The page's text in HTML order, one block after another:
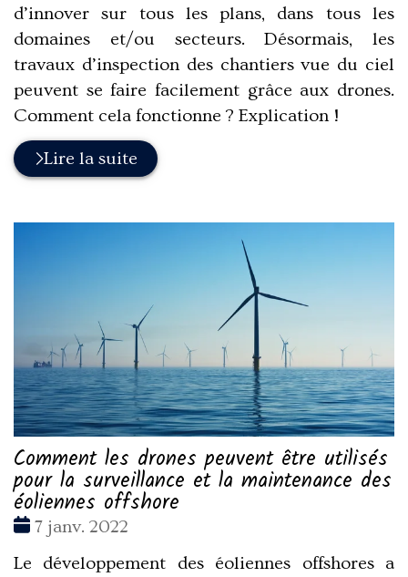
d’innover sur tous les plans, dans tous les
domaines et/ou secteurs. Désormais, les
travaux d’inspection des chantiers vue du ciel
peuvent se faire facilement grâce aux drones.
Comment cela fonctionne ? Explication !
Lire la suite
Comment les drones peuvent être utilisés
pour la surveillance et la maintenance des
éoliennes offshore
Date
7 janv. 2022
Le développement des éoliennes offshores a